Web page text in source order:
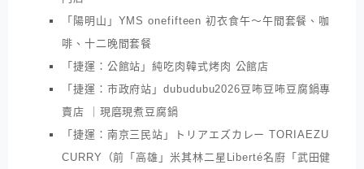
「陽明山」YMS onefifteen 初衣食午～午間套餐、咖
啡、十二晚間套餐
「捷運：公館站」純吃肉韓式烤肉 公館店
「捷運：市政府站」dubudubu2026豆咘豆咘豆腐鍋專
賣店 ｜現磨現煮豆腐鍋
「捷運：南京三民站」トリアエズカレー TORIAEZU
CURRY（前「高雄」米其林二星Liberté名廚「武田健